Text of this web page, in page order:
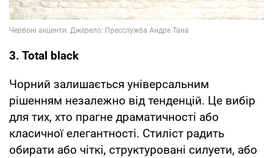
3. Total black
Чорний залишається універсальним
рішенням незалежно від тенденцій. Це вибір
для тих, хто прагне драматичності або
класичної елегантності. Стиліст радить
обирати або чіткі, структуровані силуети, або